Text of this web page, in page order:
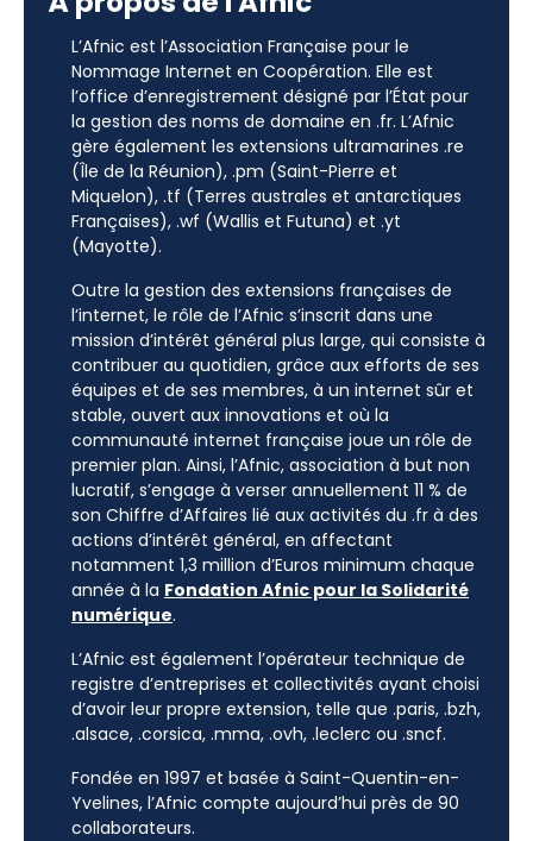
L’Afnic est l’Association Française pour le
Nommage Internet en Coopération. Elle est
l’office d’enregistrement désigné par l’État pour
la gestion des noms de domaine en .fr. L’Afnic
gère également les extensions ultramarines .re
(Île de la Réunion), .pm (Saint-Pierre et
Miquelon), .tf (Terres australes et antarctiques
Françaises), .wf (Wallis et Futuna) et .yt
(Mayotte).
Outre la gestion des extensions françaises de
l’internet, le rôle de l’Afnic s’inscrit dans une
mission d’intérêt général plus large, qui consiste à
contribuer au quotidien, grâce aux efforts de ses
équipes et de ses membres, à un internet sûr et
stable, ouvert aux innovations et où la
communauté internet française joue un rôle de
premier plan. Ainsi, l’Afnic, association à but non
lucratif, s’engage à verser annuellement 11 % de
son Chiffre d’Affaires lié aux activités du .fr à des
actions d’intérêt général, en affectant
notamment 1,3 million d’Euros minimum chaque
année à la Fondation Afnic pour la Solidarité
numérique.
L’Afnic est également l’opérateur technique de
registre d’entreprises et collectivités ayant choisi
d’avoir leur propre extension, telle que .paris, .bzh,
.alsace, .corsica, .mma, .ovh, .leclerc ou .sncf.
Fondée en 1997 et basée à Saint-Quentin-en-
Yvelines, l’Afnic compte aujourd’hui près de 90
collaborateurs.